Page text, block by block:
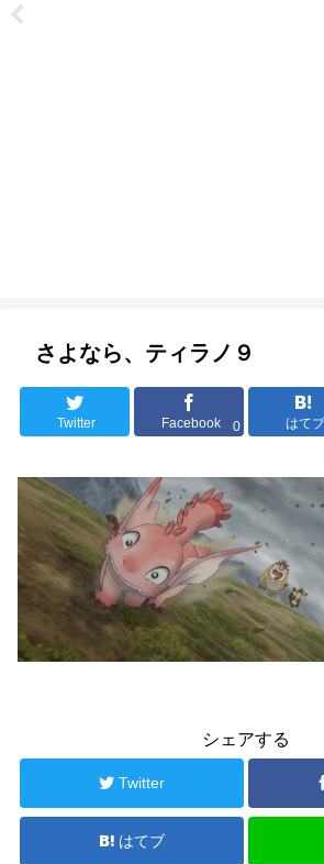
さよなら、ティラノ９
Twitter Facebook 0 はてブ
シェアする
Twitter
はてブ